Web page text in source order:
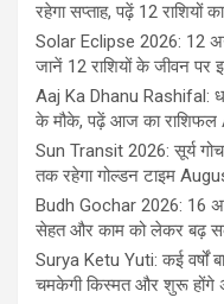
रहेगा सप्ताह, पढ़ें 12 राशियों
Solar Eclipse 2026: 12
जानें 12 राशियों के जीवन पर
Aaj Ka Dhanu Rashifal:
के मौके, पढ़ें आज का राशिफल
Sun Transit 2026: सूर्य
तक रहेगा गोल्डन टाइम
Budh Gochar 2026: 16
सेहत और काम को लेकर बढ़
Surya Ketu Yuti: कई वर्षों
चमकेगी किस्मत और शुरू होंगे